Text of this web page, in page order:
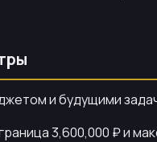
и будущими
3,600,000 ₽ и